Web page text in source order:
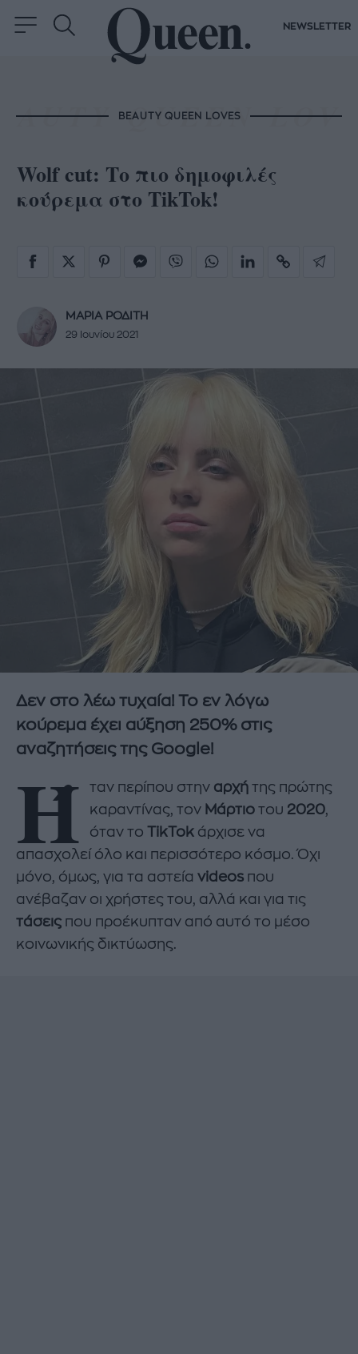
NEWSLETTER
BEAUTY QUEEN LOVES
Wolf cut: Το πιο δημοφιλές
κούρεμα στο TikTok!
ΜΑΡΙΑ ΡΟΔΙΤΗ
29 Ιουνίου 2021
Δεν στο λέω τυχαία! Το εν λόγω
κούρεμα έχει αύξηση 250% στις
αναζητήσεις της Google!
Ή ταν περίπου στην αρχή της πρώτης
καραντίνας, τον Μάρτιο του 2020,
όταν τοTikTok άρχισε να
απασχολεί όλο και περισσότερο κόσμο. Όχι
μόνο, όμως, για τα αστεία videos που
ανέβαζαν οι χρήστες του, αλλά και για τις
τάσεις που προέκυπταν από αυτό το μέσο
κοινωνικής δικτύωσης.